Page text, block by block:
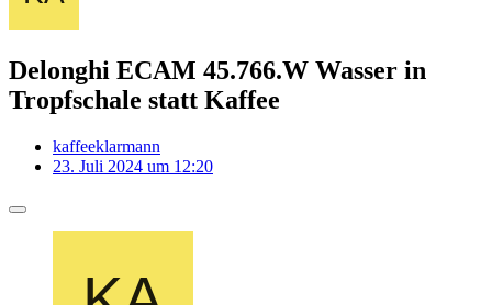
Delonghi ECAM 45.766.W Wasser in
Tropfschale statt Kaffee
kaffeeklarmann
23. Juli 2024 um 12:20